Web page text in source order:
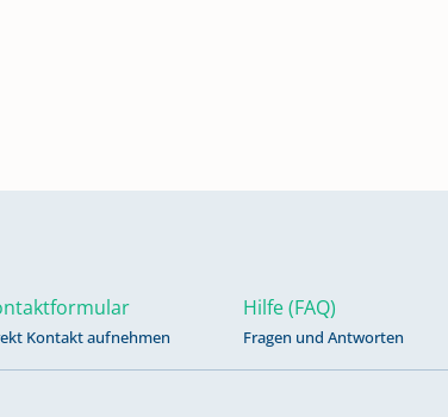
Kontakt aufnehmen
Hilfe (FAQ)
Fragen und Antworten